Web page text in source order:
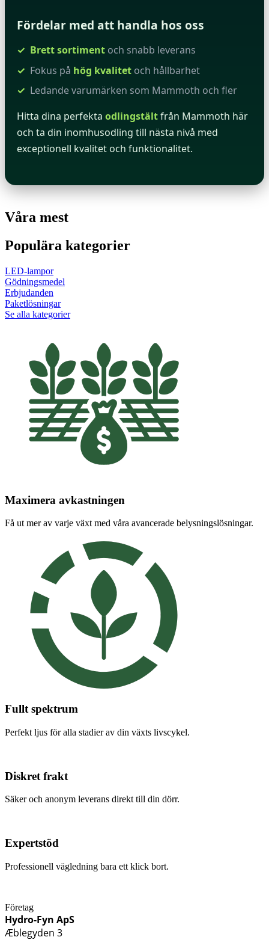
Fördelar med att handla hos oss
Brett sortiment och snabb leverans
Fokus på hög kvalitet och hållbarhet
Ledande varumärken som Mammoth och fler
Hitta dina perfekta odlingstältfrån Mammoth här
och ta din inomhusodling till nästa nivå med
exceptionell kvalitet och funktionalitet.
Våra mest
Populära kategorier
LED-lampor
Gödningsmedel
Erbjudanden
Paketlösningar
Se alla kategorier
Maximera avkastningen
Få ut mer av varje växt med våra avancerade belysningslösningar.
Fullt spektrum
Perfekt ljus för alla stadier av din växts livscykel.
Diskret frakt
Säker och anonym leverans direkt till din dörr.
Expertstöd
Professionell vägledning bara ett klick bort.
Företag
Hydro-Fyn ApS
Æblegyden 3